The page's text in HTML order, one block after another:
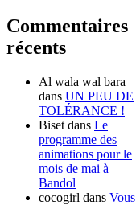
Commentaires
récents
Al wala wal bara
dans UN PEU DE
TOLÉRANCE !
Biset dans Le
programme des
animations pour le
mois de mai à
Bandol
cocogirl dans Vous